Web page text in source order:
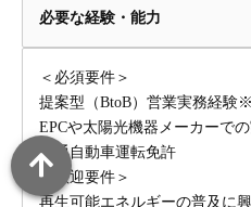
必要な経験・能力
＜必須要件＞
提案型（BtoB）営業実務経験
EPCや太陽光機器メーカーで
普通自動車運転免許
＜歓迎要件＞
再生可能エネルギーの普及に